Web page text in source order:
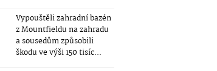
Vypouštěli zahradní bazén
z Mountfieldu na zahradu
a sousedům způsobili
škodu ve výši 150 tisíc...